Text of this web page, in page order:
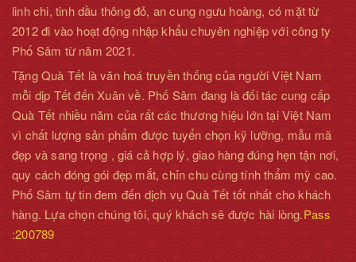
linh chi, tinh dầu thông đỏ, an cung ngưu hoàng, có mặt từ
2012 đi vào hoạt động nhập khẩu chuyên nghiệp với công ty
Phố Sâm từ năm 2021.
Tặng Quà Tết là văn hoá truyền thống của người Việt Nam
mỗi dịp Tết đến Xuân về. Phố Sâm đang là đối tác cung cấp
Quà Tết nhiều năm của rất các thương hiệu lớn tại Việt Nam
vì chất lượng sản phẩm được tuyển chọn kỹ lưỡng, mẫu mã
đẹp và sang trọng , giá cả hợp lý, giao hàng đúng hẹn tận nơi,
quy cách đóng gói đẹp mắt, chỉn chu cùng tính thẩm mỹ cao.
Phố Sâm tự tin đem đến dịch vụ Quà Tết tốt nhất cho khách
hàng. Lựa chọn chúng tôi, quý khách sẽ được hài lòng.Pass
:200789